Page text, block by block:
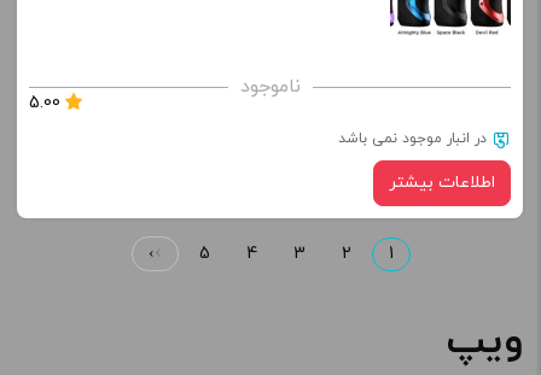
ناموجود
5.00
در انبار موجود نمی باشد
اطلاعات بیشتر
در حال حاضر این محصول در انبار موجود نیست و در دسترس نمی باشد.
1
2
3
4
5
›
ویپ